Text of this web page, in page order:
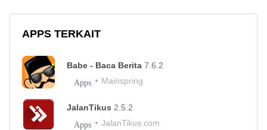
APPS TERKAIT
Babe - Baca Berita 7.6.2
Apps Mainspring
JalanTikus 2.5.2
Apps JalanTikus.com